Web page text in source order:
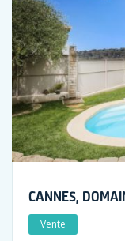
CANNES,
Vente